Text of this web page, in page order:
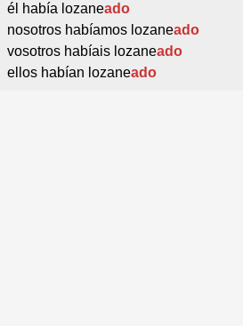
él había lozaneado
nosotros habíamos lozaneado
vosotros habíais lozaneado
ellos habían lozaneado